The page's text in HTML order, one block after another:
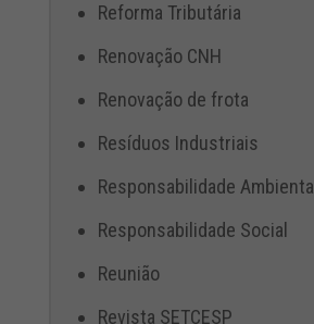
Reforma Tributária
Renovação CNH
Renovação de frota
Resíduos Industriais
Responsabilidade Ambiental
Responsabilidade Social
Reunião
Revista SETCESP